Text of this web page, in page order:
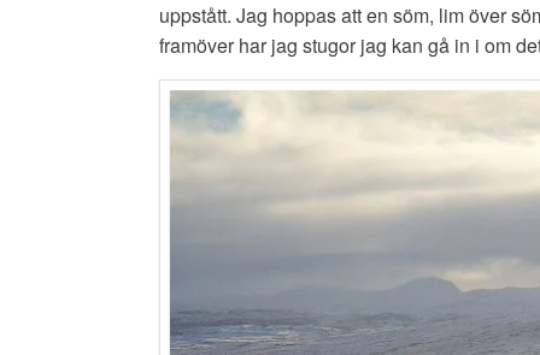
uppstått. Jag hoppas att en söm, lim över
framöver har jag stugor jag kan gå in i om